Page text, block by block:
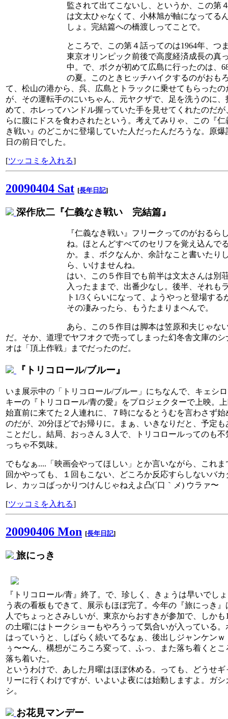
監されて出てこないし、というか、この第
は文太ひゃなくて、小林旭が軸になってる
しょ。完結篇への橋渡しってことで。
ところで、この第４話ってのは1964年、つ
東京オリンピック前後で高度経済成長の真
中。で、ボクが初めて広島に行ったのは、
の夏。このときヒッチハイクするのがおも
て、松山の港から、呉、広島とトラックに乗せてもらったの
が、その運転手のにいちゃん、元ヤクザで、足を洗うのに、
めて、ホレってハンドル握っていた手を見せてくれたのだが
らに腹にドスを食わされたという。考えてみりゃ、この『仁
き戦い』のどこかに登場していた人だったんだろうな。原爆
日の前日でした。
[ツッコミを入れる]
20090404 Sat [長年日記]
深作欣二『仁義なき戦い 完結篇』
『仁義なき戦い』フリークってのがおるら
ね。ほとんどすべてのセリフを覚え込んで
か。ま、ボクなんか、余計なこと書いたり
ら、いけませんね。
はい、この５作目でも前半は文太さんは別
入ったままで、出番少なし。後半、それも
ト1/3くらいになって、ようやっと登場する
その凄みったら、もうたまりまへんで。
あら、この５作目は脚本は笠原和夫じゃな
だ。そか、道理でヤフオクで売ってしまった幻冬舎文庫のシ
オは「頂上作戦」までだったのだ。
『トリコロール/ブルー』
いま展示中の「トリコロール/ブルー」にちなんで、キェシ
キーの『トリコロール/青の愛』をプロジェクターで上映。
始直前に来てた２人連れに、７時になるとうむを言わさず始
のだが、20分ほどでお帰りに。まぁ、いきなりだと、予定も
ことだし。結局、おっさん３人で、トリコロールってのも不
っちゃ不気味。
でもなぁ....「映画会やってほしい」とか言いながら、これま
回かやっても、１回もこない、どころか反応すらしないバカ
レ、カッコばっかりつけんじゃねえよ凸(´口｀メ) ウラァ〜
[ツッコミを入れる]
20090406 Mon [長年日記]
旅にっき
『トリコロール/青』終了。で、珍しく、きょうは早いでし
う表の看板もできて、展示もほぼ完了。今年の『旅にっき』
人でちょっとさみしいが、東京からおすきが参加で、しかも
の土曜にはトークショーもやろうって気合いが入っている。
はっていうと、しばらく続いてるなぁ、後出しジャンケン
ぅ〜〜ん、構想がころころ変って、ふっ、また落ち着くとこ
落ち着いた。
というわけで、あした月曜はほぼ休める。っても、どうせギ
リーに行くわけですが、いよいよ夜には始動しますよ。ガシ
シ。
お花見マンデー